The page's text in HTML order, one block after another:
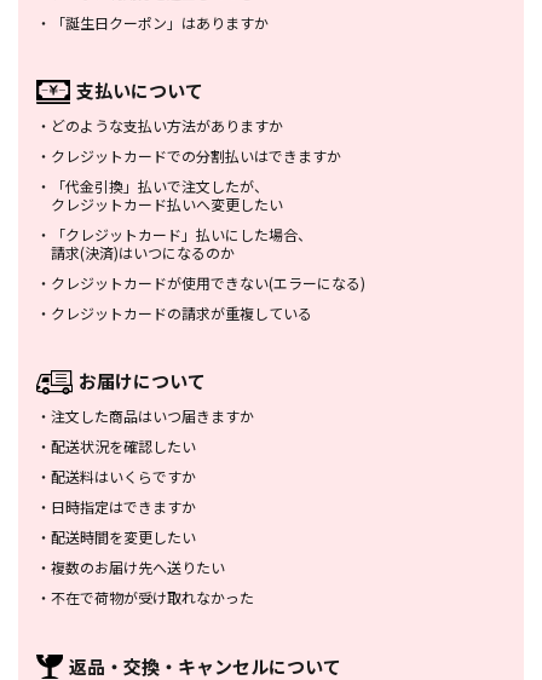
・
「誕生日クーポン」はありますか
支払いについて
・ どのような支払い方法がありますか
・ クレジットカードでの分割払いはできますか
・
「代金引換」払いで注文したが、
クレジットカード払いへ変更したい
・
「クレジットカード」払いにした場合、
請求(決済)はいつになるのか
・ クレジットカードが使用できない(エラーになる)
・ クレジットカードの請求が重複している
お届けについて
・ 注文した商品はいつ届きますか
・ 配送状況を確認したい
・ 配送料はいくらですか
・ 日時指定はできますか
・ 配送時間を変更したい
・ 複数のお届け先へ送りたい
・ 不在で荷物が受け取れなかった
返品・交換・ キャンセルについて